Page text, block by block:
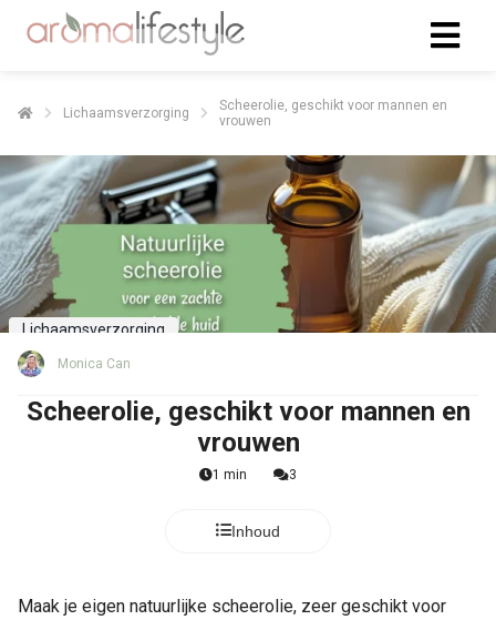
Lichaamsverzorging
Scheerolie, geschikt voor mannen en
vrouwen
Lichaamsverzorging
Monica Can
Scheerolie, geschikt voor mannen en
vrouwen
1 min 3
Inhoud
Maak je eigen natuurlijke scheerolie, zeer geschikt voor